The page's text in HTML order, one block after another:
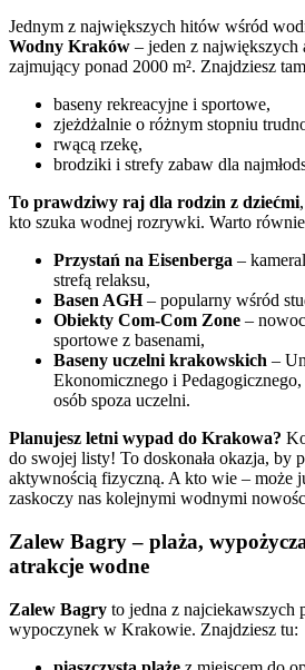
Jednym z największych hitów wśród
Wodny Kraków – jeden z
zajmujący ponad 2000 m². Znajdziesz
baseny rekreacyjne i sportowe,
zjeżdżalnie o różnym stopniu
rwącą rzekę,
brodziki i strefy zabaw dla
To prawdziwy raj dla rodzin z dziećmi
kto szuka wodnej rozrywki. Warto
Przystań na Eisenberga –
strefą relaksu,
Basen AGH– popularny wśród
Obiekty Com-Com Zone –
sportowe z basenami,
Baseny uczelni krakowskich –
Ekonomicznego i
osób spoza uczelni.
Planujesz letni wypad do Krakowa?
do swojej listy! To doskonała okazja, by
aktywnością fizyczną. A kto wie – może
zaskoczy nas kolejnymi wodnymi
Zalew Bagry – plaża,
atrakcje wodne
Zalew Bagry to jedna z najciekawszych
wypoczynek w Krakowie. Znajdziesz tu: